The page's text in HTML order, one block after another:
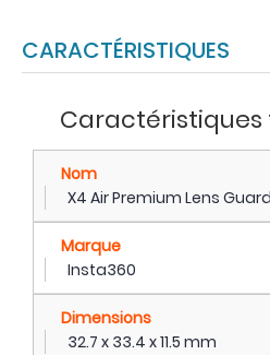
CARACTÉRISTIQUES
Nom
X4 Air Premium Lens
Marque
Insta360
Dimensions
32.7 x 33.4 x 11.5 mm